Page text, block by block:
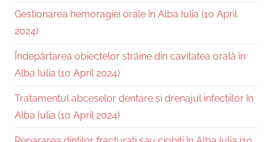
Gestionarea hemoragiei orale în Alba Iulia (10 April
2024)
Îndepărtarea obiectelor străine din cavitatea orală în
Alba Iulia (10 April 2024)
Tratamentul abceselor dentare și drenajul infecțiilor în
Alba Iulia (10 April 2024)